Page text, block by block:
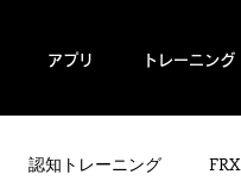
アプリ トレーニング
認知トレーニング